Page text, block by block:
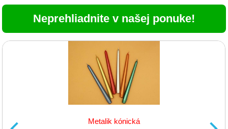
Dekorácie
Neprehliadnite v našej ponuke!
Metalik kónická